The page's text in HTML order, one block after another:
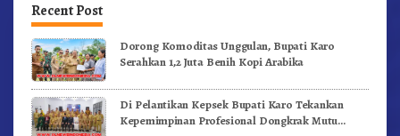
Recent Post
Dorong Komoditas Unggulan, Bupati Karo
Serahkan 1,2 Juta Benih Kopi Arabika
Di Pelantikan Kepsek Bupati Karo Tekankan
Kepemimpinan Profesional Dongkrak Mutu